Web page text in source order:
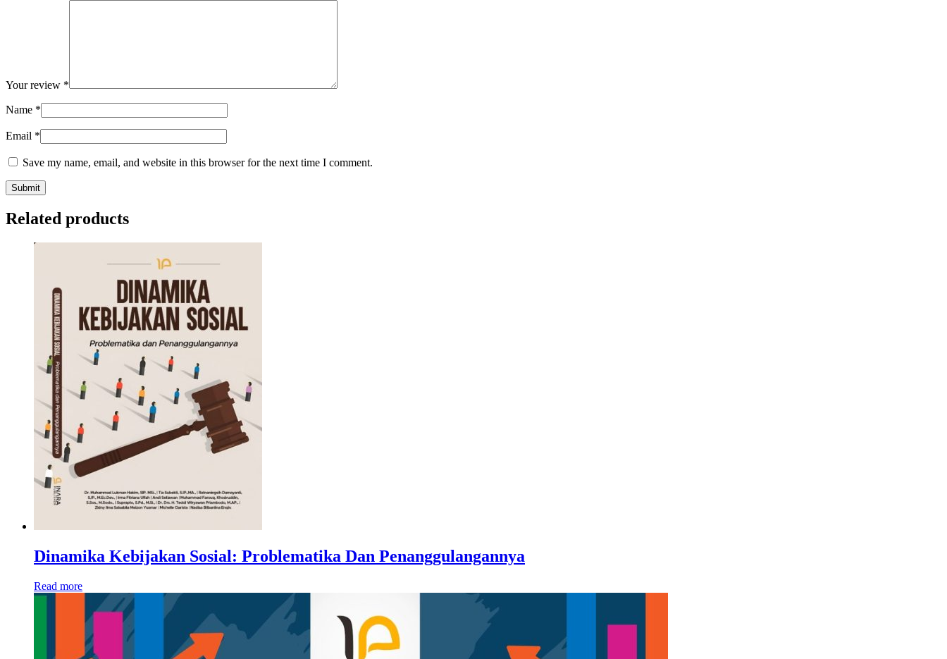
Your review *
Name *
Email *
Save my name, email, and website in this browser for the next time I comment.
Related products
Dinamika Kebijakan Sosial: Problematika Dan Penanggulangannya
Read more